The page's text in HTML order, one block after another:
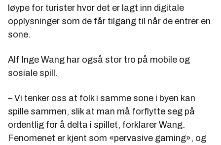
løype for turister hvor det er lagt inn digitale
opplysninger som de får tilgang til når de entrer en
sone.
Alf Inge Wang har også stor tro på mobile og
sosiale spill.
– Vi tenker oss at folk i samme sone i byen kan
spille sammen, slik at man må forflytte seg på
ordentlig for å delta i spillet, forklarer Wang.
Fenomenet er kjent som «pervasive gaming», og